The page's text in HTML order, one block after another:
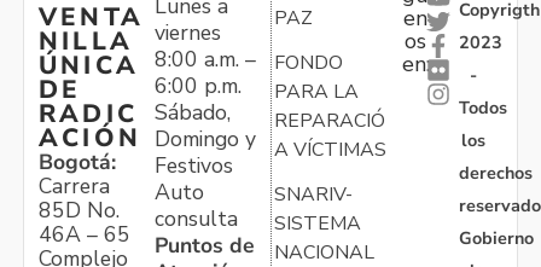
VENTA
NILLA
ÚNICA
DE
RADIC
ACIÓN
Bogotá:
Carrera
85D No.
46A – 65
Complejo
Lunes a
viernes
8:00 a.m. –
6:00 p.m.
Sábado,
Domingo y
Festivos
Auto
consulta
Puntos de
PAZ
FONDO
PARA LA
REPARACIÓN
A VÍCTIMAS
SNARIV-
SISTEMA
NACIONAL
en
os
en:
Copyrigth
2023
-
Todos
los
derechos
Gobierno